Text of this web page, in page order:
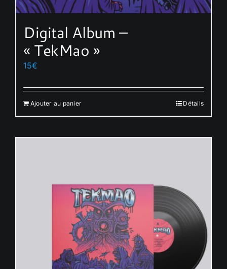
Digital Album –
« TekMao »
15€
Ajouter au panier Détails